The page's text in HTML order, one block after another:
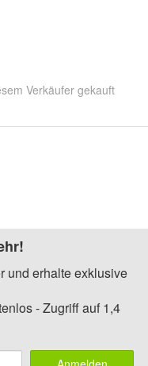
Verkäufer gekauft
und erhalte exklusive
- Zugriff auf 1,4